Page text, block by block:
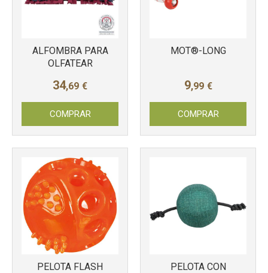
ALFOMBRA PARA
OLFATEAR
34,69 €
COMPRAR
MOT®-LONG
9,99 €
COMPRAR
PELOTA FLASH
PELOTA CON